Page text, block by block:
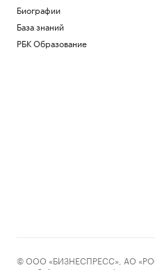
Биографии
База знаний
РБК Образование
© ООО «БИЗНЕСПРЕСС», АО